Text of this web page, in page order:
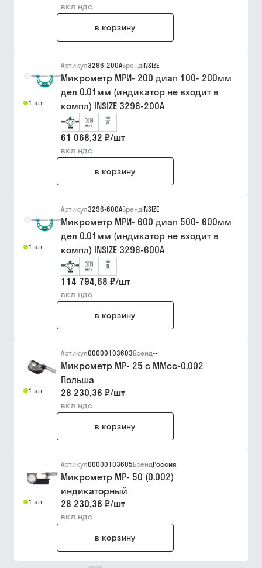
вкл ндс
в корзину
1 шт
Артикул3296-200AБрендINSIZE
Микрометр МРИ- 200 диап 100- 200мм
дел 0.01мм (индикатор не входит в
компл) INSIZE 3296-200A
61 068,32 ₽/шт
вкл ндс
в корзину
1 шт
Артикул3296-600AБрендINSIZE
Микрометр МРИ- 600 диап 500- 600мм
дел 0.01мм (индикатор не входит в
компл) INSIZE 3296-600A
114 794,68 ₽/шт
вкл ндс
в корзину
1 шт
Артикул00000103603Бренд--
Микрометр МР- 25 с ММсс-0.002
Польша
28 230,36 ₽/шт
вкл ндс
в корзину
1 шт
Артикул00000103605БрендРоссия
Микрометр МР- 50 (0.002)
индикаторный
28 230,36 ₽/шт
вкл ндс
в корзину